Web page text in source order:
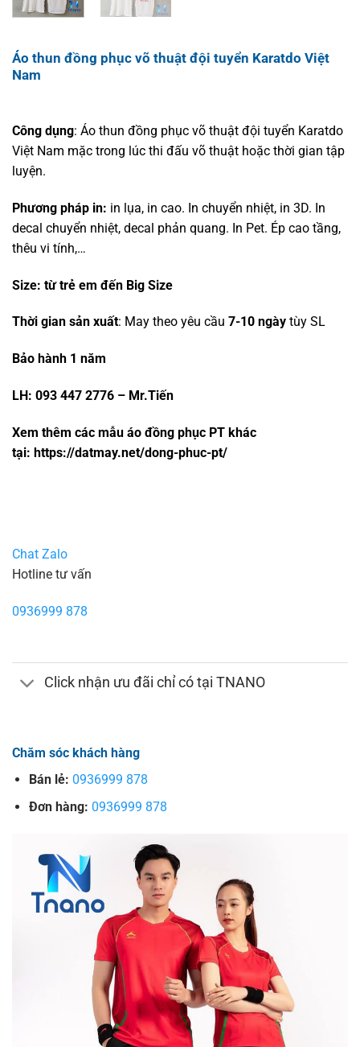
Áo thun đồng phục võ thuật đội tuyển Karatdo Việt
Nam
Công dụng: Áo thun đồng phục võ thuật đội tuyển Karatdo
Việt Nam mặc trong lúc thi đấu võ thuật hoặc thời gian tập
luyện.
Phương pháp in: in lụa, in cao. In chuyển nhiệt, in 3D. In
decal chuyển nhiệt, decal phản quang. In Pet. Ép cao tầng,
thêu vi tính,…
Size: từ trẻ em đến Big Size
Thời gian sản xuất: May theo yêu cầu 7-10 ngàytùy SL
Bảo hành 1 năm
LH: 093 447 2776 – Mr.Tiến
Xem thêm các mẫu áo đồng phục PT khác
tại: https://datmay.net/dong-phuc-pt/
Chat Zalo
Hotline tư vấn
0936999 878
Click nhận ưu đãi chỉ có tại TNANO
Chăm sóc khách hàng
Bán lẻ: 0936999 878
Đơn hàng: 0936999 878